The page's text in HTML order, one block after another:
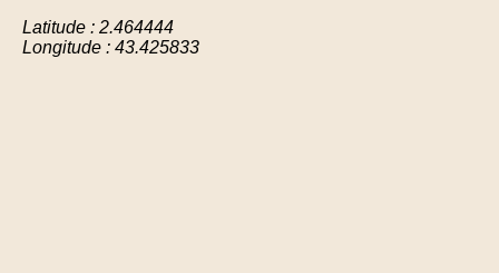
Latitude : 2.464444
Longitude : 43.425833